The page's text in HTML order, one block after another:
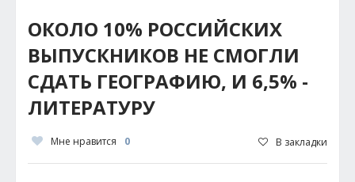
ОКОЛО 10% РОССИЙСКИХ
ВЫПУСКНИКОВ НЕ СМОГЛИ
СДАТЬ ГЕОГРАФИЮ, И 6,5% -
ЛИТЕРАТУРУ
Мне нравится 0 В закладки